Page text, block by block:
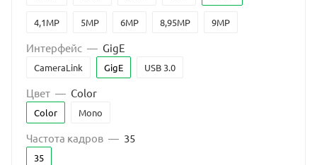
4,1MP 5MP 6MP 8,95MP 9MP
Интерфейс — GigE
CameraLink GigE USB 3.0
Цвет — Color
Color Mono
Частота кадров — 35
35